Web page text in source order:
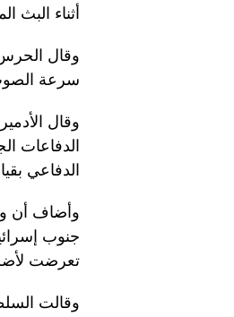
أثناء البث
وقال الحرس
سرعة الصوت لأول مرة، وإن 90%
وقال
الدفاعات
الدفاعي
وأضاف أن
جنوب
تعرضت
وقالت